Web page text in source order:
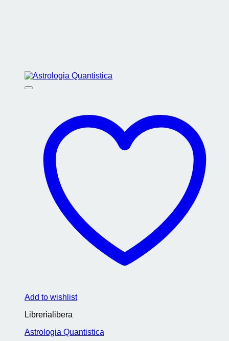
Add to wishlist
Librerialibera
Astrologia Quantistica